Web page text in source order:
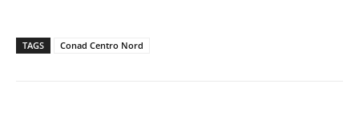
TAGS Conad Centro Nord